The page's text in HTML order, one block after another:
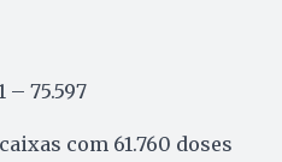
– 75.597
com 61.760 doses